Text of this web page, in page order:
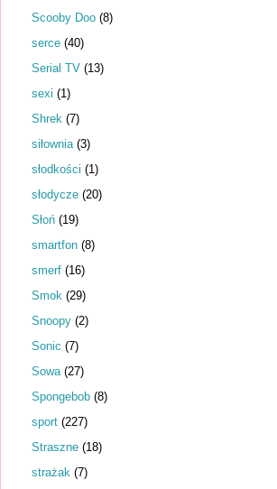
Scooby Doo (8)
serce (40)
Serial TV (13)
sexi (1)
Shrek (7)
siłownia (3)
słodkości (1)
słodycze (20)
Słoń (19)
smartfon (8)
smerf (16)
Smok (29)
Snoopy (2)
Sonic (7)
Sowa (27)
Spongebob (8)
sport (227)
Straszne (18)
strażak (7)